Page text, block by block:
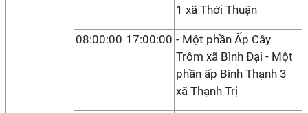
1 xã Thới Thuận
08:00:00 17:00:00 - Một phần Ấp Cây
Trôm xã Bình Đại - Một
phần ấp Bình Thạnh 3
xã Thạnh Trị